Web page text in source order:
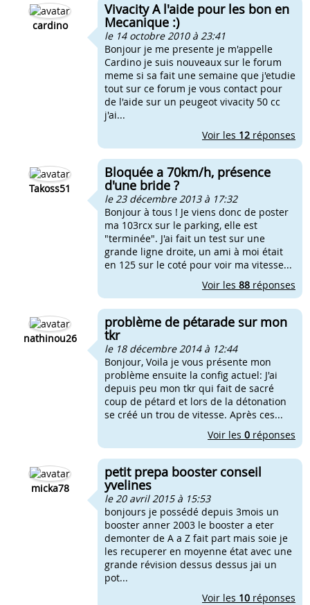
cardino
Vivacity A l'aide pour les bon en
Mecanique :)
le 14 octobre 2010 à 23:41
Bonjour je me presente je m'appelle
Cardino je suis nouveaux sur le forum
meme si sa fait une semaine que j'etudie
tout sur ce forum je vous contact pour
de l'aide sur un peugeot vivacity 50 cc
j'ai...
Voir les 12 réponses
Takoss51
Bloquée a 70km/h, présence
d'une bride ?
le 23 décembre 2013 à 17:32
Bonjour à tous ! Je viens donc de poster
ma 103rcx sur le parking, elle est
"terminée". J'ai fait un test sur une
grande ligne droite, un ami à moi était
en 125 sur le coté pour voir ma vitesse...
Voir les 88 réponses
nathinou26
problème de pétarade sur mon
tkr
le 18 décembre 2014 à 12:44
Bonjour, Voila je vous présente mon
problème ensuite la config actuel: J'ai
depuis peu mon tkr qui fait de sacré
coup de pétard et lors de la détonation
se créé un trou de vitesse. Après ces...
Voir les 0 réponses
micka78
petit prepa booster conseil
yvelines
le 20 avril 2015 à 15:53
bonjours je possédé depuis 3mois un
booster anner 2003 le booster a eter
demonter de A a Z fait part mais soie je
les recuperer en moyenne état avec une
grande révision dessus dessus jai un
pot...
Voir les 10 réponses